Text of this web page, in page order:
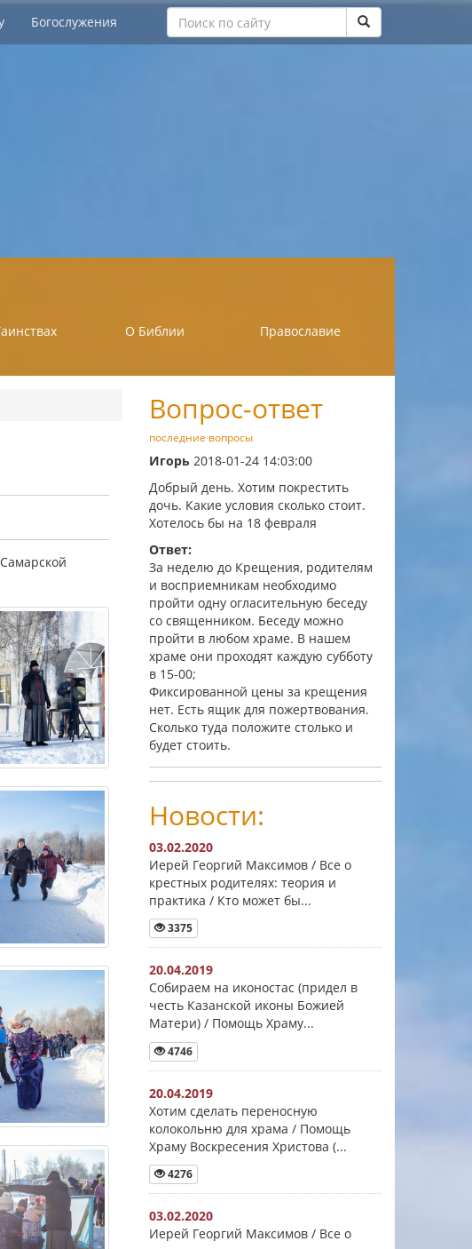
Богослужения
О Библии Православие
Вопрос-ответ
последние вопросы
Игорь 2018-01-24 14:03:00
Добрый день. Хотим покрестить
дочь. Какие условия сколько стоит.
Хотелось бы на 18 февраля
Ответ:
За неделю до Крещения, родителям
и восприемникам необходимо
пройти одну огласительную беседу
со священником. Беседу можно
пройти в любом храме. В нашем
храме они проходят каждую субботу
в 15-00;
Фиксированной цены за крещения
нет. Есть ящик для пожертвования.
Сколько туда положите столько и
будет стоить.
Новости:
03.02.2020
Иерей Георгий Максимов / Все о
крестных родителях: теория и
практика / Кто может бы...
3375
20.04.2019
Собираем на иконостас (придел в
честь Казанской иконы Божией
Матери) / Помощь Храму...
4746
20.04.2019
Хотим сделать переносную
колокольню для храма / Помощь
Храму Воскресения Христова (...
4276
03.02.2020
Иерей Георгий Максимов / Все о